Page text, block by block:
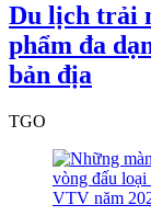
Du lịch trải
phẩm đa
bản địa
TGO